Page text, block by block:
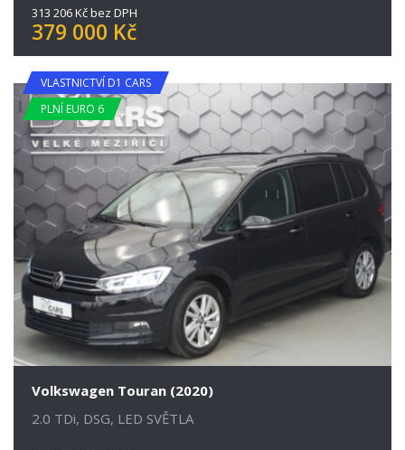
313 206 Kč bez DPH
379 000 Kč
VLASTNICTVÍ D1 CARS
PLNÍ EURO 6
Volkswagen Touran (2020)
2.0 TDi, DSG, LED SVĚTLA